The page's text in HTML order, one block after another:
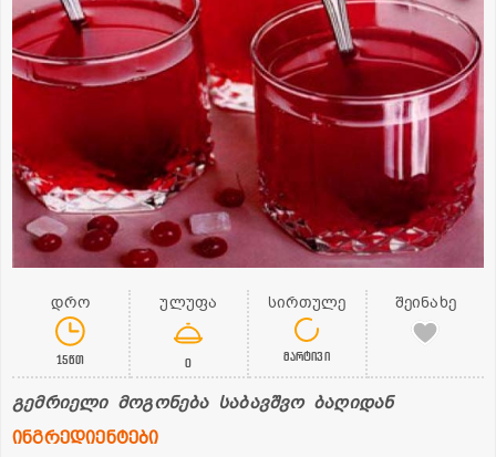
დრო
15წთ
ულუფა
0
სირთულე
მარტივი
შეინახე
გემრიელი მოგონება საბავშვო ბაღიდან
ინგრედიენტები